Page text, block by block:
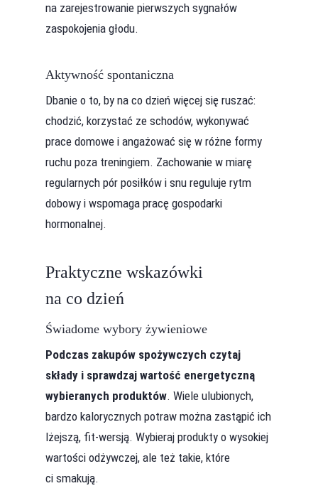
na zarejestrowanie pierwszych sygnałów
zaspokojenia głodu.
Aktywność spontaniczna
Dbanie o to, by na co dzień więcej się ruszać:
chodzić, korzystać ze schodów, wykonywać
prace domowe i angażować się w różne formy
ruchu poza treningiem. Zachowanie w miarę
regularnych pór posiłków i snu reguluje rytm
dobowy i wspomaga pracę gospodarki
hormonalnej.
Praktyczne wskazówki
na co dzień
Świadome wybory żywieniowe
Podczas zakupów spożywczych czytaj
składy i sprawdzaj wartość energetyczną
wybieranych produktów. Wiele ulubionych,
bardzo kalorycznych potraw można zastąpić ich
lżejszą, fit-wersją. Wybieraj produkty o wysokiej
wartości odżywczej, ale też takie, które
ci smakują.